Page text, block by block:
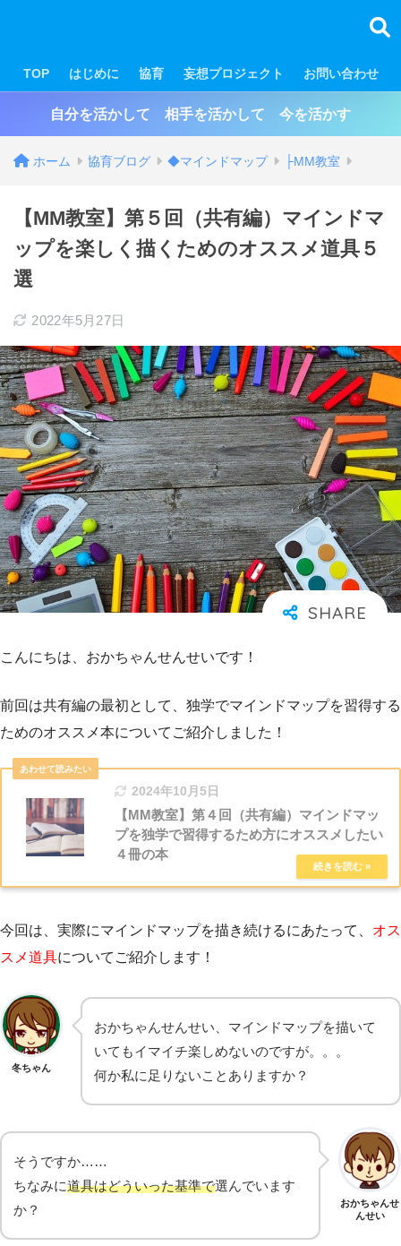
TOP はじめに 協育 妄想プロジェクト お問い合わせ
自分を活かして 相手を活かして 今を活かす
ホーム 協育ブログ ◆マインドマップ ├MM教室
【MM教室】第５回（共有編）マインドマ
ップを楽しく描くためのオススメ道具５
選
2022年5月27日
こんにちは、おかちゃんせんせいです！
前回は共有編の最初として、独学でマインドマップを習得する
ためのオススメ本についてご紹介しました！
2024年10月5日
【MM教室】第４回（共有編）マインドマッ
プを独学で習得するため方にオススメしたい
４冊の本
今回は、実際にマインドマップを描き続けるにあたって、 オス
スメ道具についてご紹介します！
冬ちゃん
おかちゃんせんせい、マインドマップを描いて
いてもイマイチ楽しめないのですが。。。
何か私に足りないことありますか？
おかちゃんせ
んせい
そうですか……
ちなみに道具はどういった基準で選んでいます
か？